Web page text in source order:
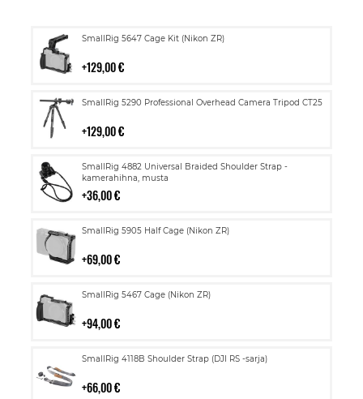
SmallRig 5647 Cage Kit (Nikon ZR)
129,00 €
Lisää
SmallRig 5290 Professional Overhead Camera Tripod CT25
129,00 €
Lisää
SmallRig 4882 Universal Braided Shoulder Strap -
kamerahihna, musta
36,00 €
Lisää
ostoskoriin
SmallRig 5905 Half Cage (Nikon ZR)
69,00 €
Lisää
SmallRig 5467 Cage (Nikon ZR)
94,00 €
Lisää
SmallRig 4118B Shoulder Strap (DJI RS -sarja)
66,00 €
Lisää